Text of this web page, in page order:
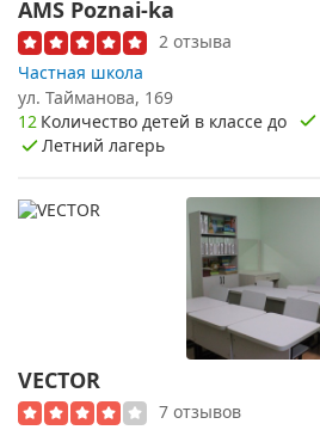
AMS Poznai-ka
2 отзыва
Частная школа
​ул. Тайманова, 169
12 Количество детей в классе до
Летний лагерь
VECTOR
7 отзывов